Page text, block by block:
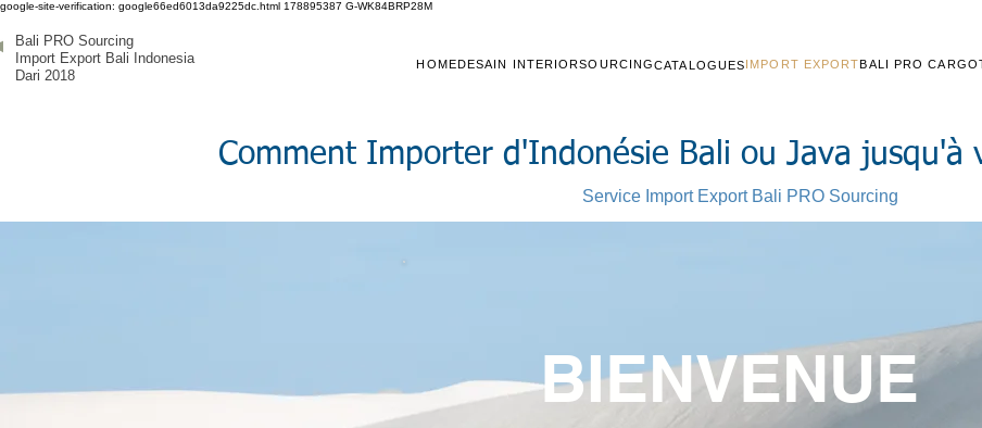
google-site-verification: google66ed6013da9225dc.html 178895387 G-WK84BRP28M
Bali PRO Sourcing
Import Export Bali Indonesia
Dari 2018
HOMEDESAIN INTERIORSOURCINGCATALOGUESIMPORT EXPORTBALI PRO CARGO
Comment Importer d'Indonésie Bali ou Java jusqu'à
Service Import Export Bali PRO Sourcing
BIENVENUE